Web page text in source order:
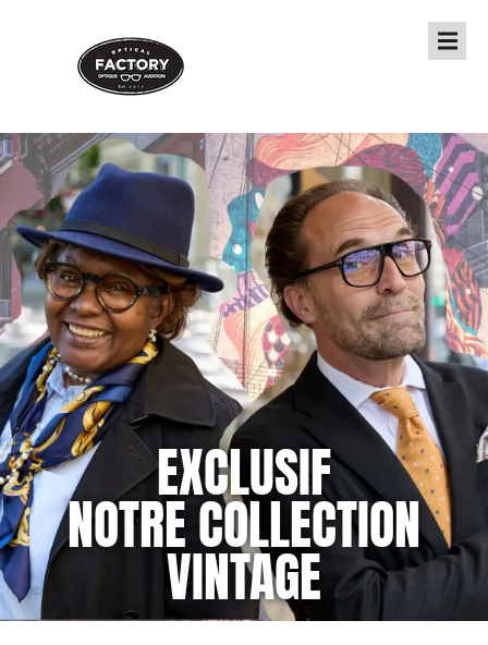
EXCLUSIF
NOTRE COLLECTION
VINTAGE